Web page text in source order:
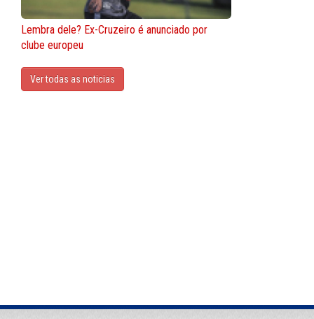
Lembra dele? Ex-Cruzeiro é anunciado por
clube europeu
Ver todas as noticias